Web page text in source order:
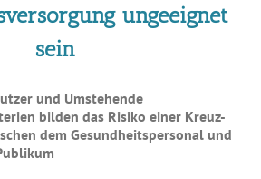
ungeeignet
sein
und Umstehende
bilden das Risiko einer Kreuz-
dem Gesundheitspersonal und